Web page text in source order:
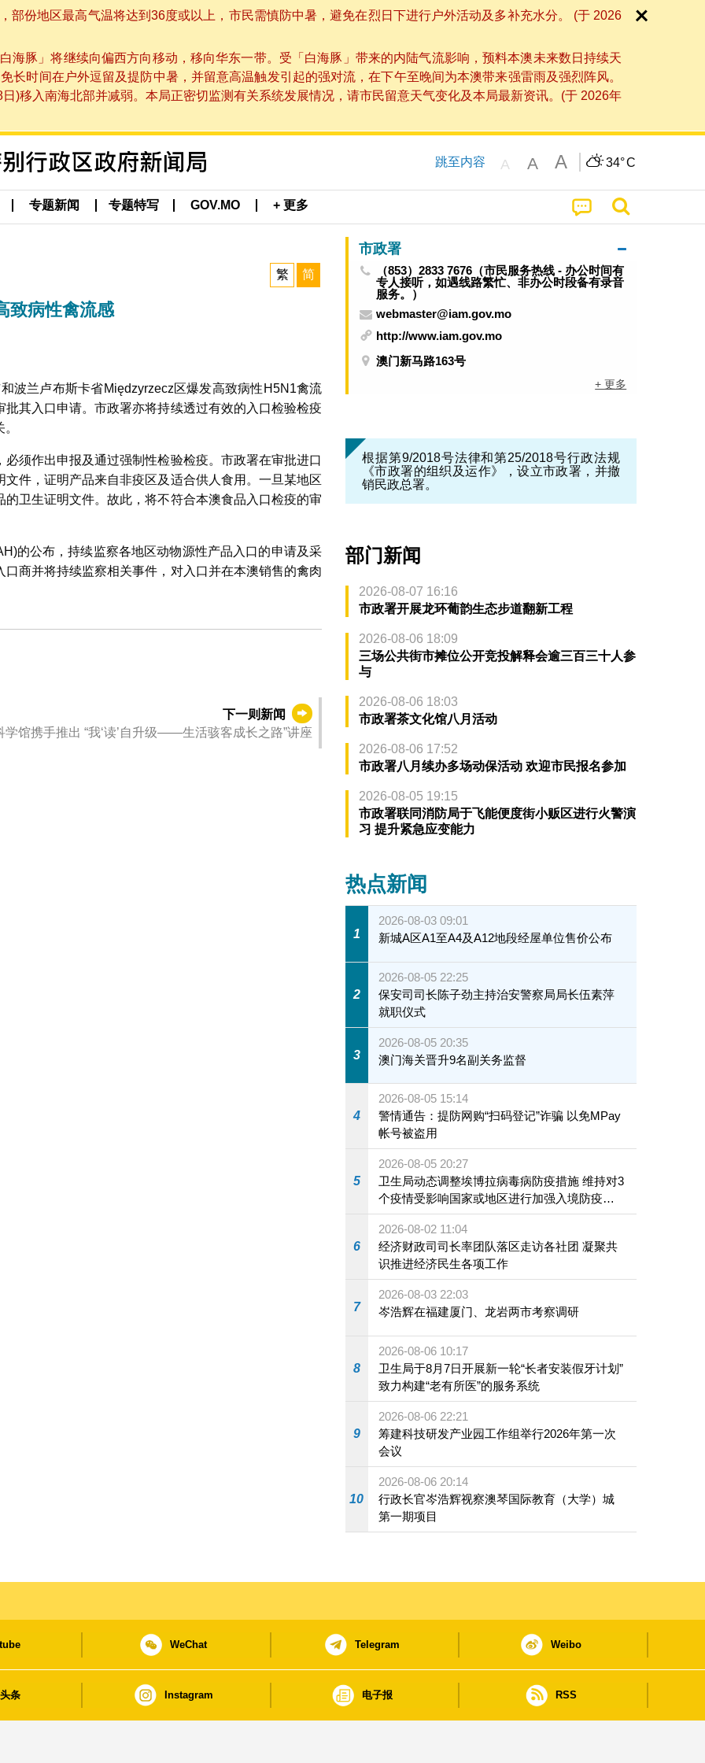
部份地区最高气温将达到36度或以上，市民需慎防中暑，避免在烈日下进行户外活动及多补充水分。 (于 2026
海豚」将继续向偏西方向移动，移向华东一带。受「白海豚」带来的内陆气流影响，预料本澳未来数日持续天
长时间在户外逗留及提防中暑，并留意高温触发引起的强对流，在下午至晚间为本澳带来强雷雨及强烈阵风。
)移入南海北部并减弱。本局正密切监测有关系统发展情况，请市民留意天气变化及本局最新资讯。(于 2026年
跳至内容 A A A 34°C
专题新闻 专题特写 GOV.MO + 更多
繁 简
致病性禽流感
波兰卢布斯卡省Międzyrzecz区爆发高致病性H5N1禽流
其入口申请。市政署亦将持续透过有效的入口检验检疫
须作出申报及通过强制性检验检疫。市政署在审批进口
件，证明产品来自非疫区及适合供人食用。一旦某地区
卫生证明文件。故此，将不符合本澳食品入口检疫的审
的公布，持续监察各地区动物源性产品入口的申请及采
商并将持续监察相关事件，对入口并在本澳销售的禽肉
下一则新闻
学馆携手推出 “我‘读’自升级——生活骇客成长之路”讲座
市政署
（853）2833 7676（市民服务热线 - 办公时间有
专人接听，如遇线路繁忙、非办公时段备有录音
服务。）
webmaster@iam.gov.mo
http://www.iam.gov.mo
澳门新马路163号
+ 更多
根据第9/2018号法律和第25/2018号行政法规
《市政署的组织及运作》，设立市政署，并撤
销民政总署。
部门新闻
2026-08-07 16:16
市政署开展龙环葡韵生态步道翻新工程
2026-08-06 18:09
三场公共街市摊位公开竞投解释会逾三百三十人参
与
2026-08-06 18:03
市政署茶文化馆八月活动
2026-08-06 17:52
市政署八月续办多场动保活动 欢迎市民报名参加
2026-08-05 19:15
市政署联同消防局于飞能便度街小贩区进行火警演
习 提升紧急应变能力
热点新闻
1
2026-08-03 09:01
新城A区A1至A4及A12地段经屋单位售价公布
2
2026-08-05 22:25
保安司司长陈子劲主持治安警察局局长伍素萍
就职仪式
3
2026-08-05 20:35
澳门海关晋升9名副关务监督
4
2026-08-05 15:14
警情通告：提防网购“扫码登记”诈骗 以免MPay
帐号被盗用
5
2026-08-05 20:27
卫生局动态调整埃博拉病毒病防疫措施 维持对3
个疫情受影响国家或地区进行加强入境防疫措
施
6
2026-08-02 11:04
经济财政司司长率团队落区走访各社团 凝聚共
识推进经济民生各项工作
7
2026-08-03 22:03
岑浩辉在福建厦门、龙岩两市考察调研
8
2026-08-06 10:17
卫生局于8月7日开展新一轮“长者安装假牙计划”
致力构建“老有所医”的服务系统
9
2026-08-06 22:21
筹建科技研发产业园工作组举行2026年第一次
会议
10
2026-08-06 20:14
行政长官岑浩辉视察澳琴国际教育（大学）城
第一期项目
WeChat Telegram Weibo
条 Instagram 电子报 RSS